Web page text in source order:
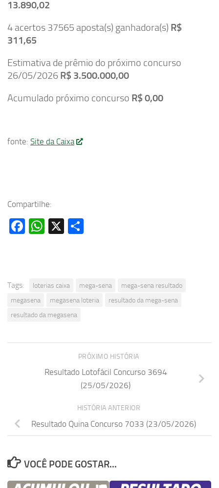
13.890,02
4 acertos 37565 aposta(s) ganhadora(s) R$
311,65
Estimativa de prêmio do próximo concurso
26/05/2026 R$ 3.500.000,00
Acumulado próximo concurso R$ 0,00
fonte: Site da Caixa
Compartilhe:
Facebook
WhatsApp
X
Tags: loterias caixa mega-sena
mega-sena resultado
megasena
megasena loteria
resultado da mega-sena
resultado da megasena
PRÓXIMO HISTÓRIA
Resultado Lotofácil Concurso 3694
(25/05/2026)
HISTÓRIA ANTERIOR
Resultado Quina Concurso 7033 (23/05/2026)
VOCÊ PODE GOSTAR...